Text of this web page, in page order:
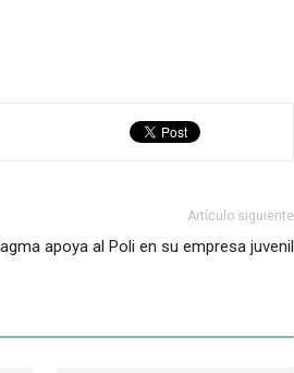
Artículo siguiente
apoya al Poli en su empresa juvenil